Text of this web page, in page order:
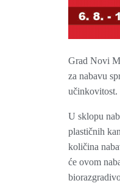
Grad Novi
za nabavu
učinkovitost.
U sklopu
plastičnih
količina
će ovom